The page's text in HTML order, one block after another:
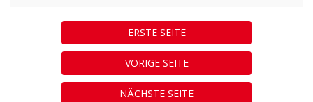
ERSTE SEITE
VORIGE SEITE
NÄCHSTE SEITE